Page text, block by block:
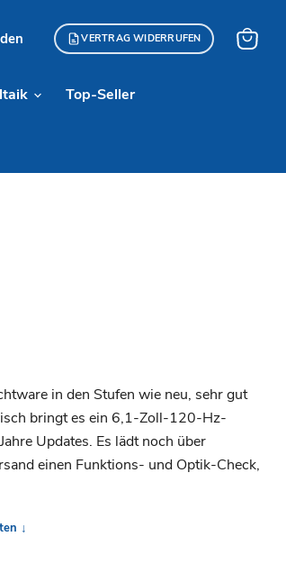
VERTRAG WIDERRUFEN
Top-Seller
in den Stufen wie neu, sehr gut
bringt es ein 6,1-Zoll-120-Hz-
Updates. Es lädt noch über
einen Funktions- und Optik-Check,
↓